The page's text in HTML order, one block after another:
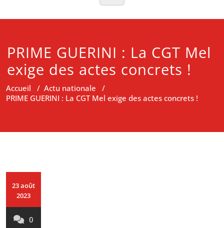
PRIME GUERINI : La CGT Mel
exige des actes concrets !
Accueil / Actu nationale /
PRIME GUERINI : La CGT Mel exige des actes concrets !
23 août
2023
0